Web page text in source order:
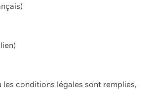
les conditions légales sont remplies,